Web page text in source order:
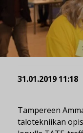
31.01.2019 11:18
Tampereen
talotekniikan